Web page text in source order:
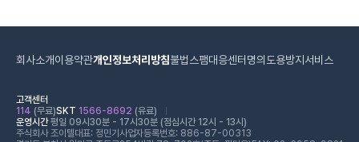
회사소개이용약관개인정보처리방침불법스팸대응센터 명의도용방지서비스
고객센터
114 (무료)SKT 1566-8692 (유료)
운영시간평일 09시30분 - 17시30분 (점심시간 12시 - 13시)
주식회사 조이텔대표: 정민기 사업자등록번호: 886-87-00313